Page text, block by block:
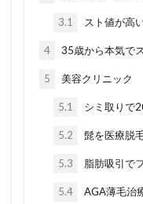
3.1 スト値が高
4 35歳から本気で
5 美容クリニック
5.1 シミ取りで
5.2 髭を医療脱
5.3 脂肪吸引で
5.4 AGA薄毛治